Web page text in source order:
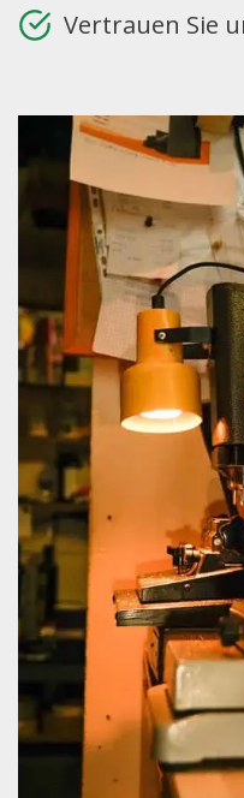
Vertrauen Sie